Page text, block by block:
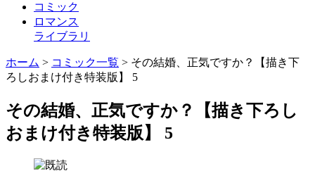
コミック
ロマンス
ライブラリ
ホーム > コミック一覧 > その結婚、正気ですか？【描き下
ろしおまけ付き特装版】 5
その結婚、正気ですか？【描き下ろし
おまけ付き特装版】 5